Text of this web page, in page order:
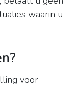
waarin u
voor